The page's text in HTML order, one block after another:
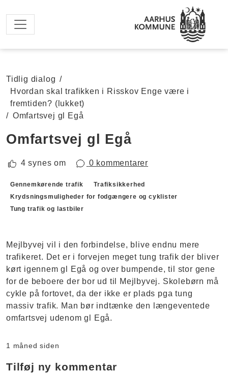
Tidlig dialog /
Hvordan skal trafikken i Risskov Enge være i
fremtiden? (lukket)
/ Omfartsvej gl Egå
Omfartsvej gl Egå
4 synes om 0 kommentarer
Forslagskategorier
Gennemkørende trafik
Trafiksikkerhed
Krydsningsmuligheder for fodgængere og cyklister
Tung trafik og lastbiler
Mejlbyvej vil i den forbindelse, blive endnu mere
trafikeret. Det er i forvejen meget tung trafik der bliver
kørt igennem gl Egå og over bumpende, til stor gene
for de beboere der bor ud til Mejlbyvej. Skolebørn må
cykle på fortovet, da der ikke er plads pga tung
massiv trafik. Man bør indtænke den længeventede
omfartsvej udenom gl Egå.
1 måned siden
Tilføj ny kommentar